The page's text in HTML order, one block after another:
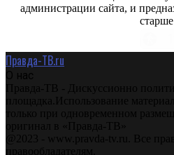
администрации сайта, и
старше
Правда-ТВ.ru
О нас
Правда-ТВ - Дискуссионно
площадка.Использование
только при одновременном
оригинал в «Правда-ТВ»
@2023 - www.pravda-tv.ru. Все
правообладателям.